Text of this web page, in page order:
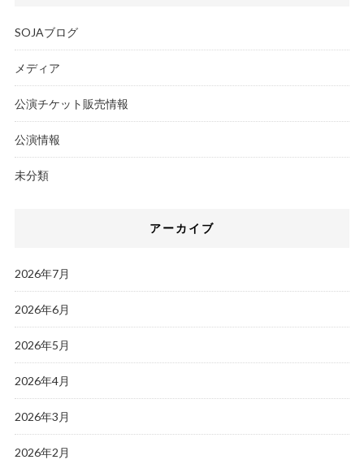
SOJAブログ
メディア
公演チケット販売情報
公演情報
未分類
アーカイブ
2026年7月
2026年6月
2026年5月
2026年4月
2026年3月
2026年2月